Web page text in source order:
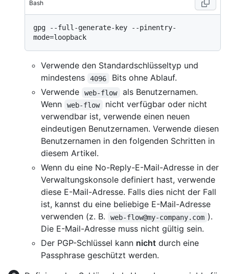
Bash
gpg --full-generate-key --pinentry-
Verwende den Standardschlüsseltyp und
mindestens
4096
Bits ohne Ablauf.
Verwende
web-flow
als Benutzernamen.
Wenn
web-flow
nicht verfügbar oder nicht
verwendbar ist, verwende einen neuen
eindeutigen Benutzernamen. Verwende diesen
Benutzernamen in den folgenden Schritten in
diesem Artikel.
Wenn du eine No-Reply-E-Mail-Adresse in der
Verwaltungskonsole definiert hast, verwende
diese E-Mail-Adresse. Falls dies nicht der Fall
ist, kannst du eine beliebige E-Mail-Adresse
verwenden (z. B.
web-flow@my-company.com ).
Die E-Mail-Adresse muss nicht gültig sein.
Der PGP-Schlüssel kann nicht durch eine
Passphrase geschützt werden.